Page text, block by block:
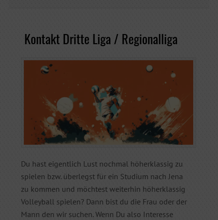
Kontakt Dritte Liga / Regionalliga
Du hast eigentlich Lust nochmal höherklassig zu
spielen bzw. überlegst für ein Studium nach Jena
zu kommen und möchtest weiterhin höherklassig
Volleyball spielen? Dann bist du die Frau oder der
Mann den wir suchen. Wenn Du also Interesse